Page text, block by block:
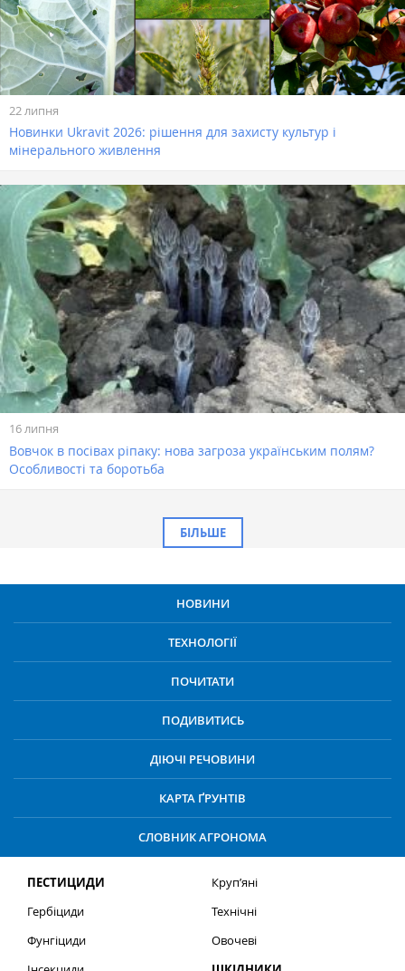
22 липня
Новинки Ukravit 2026: рішення для захисту культур і
мінерального живлення
16 липня
Вовчок в посівах ріпаку: нова загроза українським полям?
Особливості та боротьба
БІЛЬШЕ
НОВИНИ
ТЕХНОЛОГІЇ
ПОЧИТАТИ
ПОДИВИТИСЬ
ДІЮЧІ РЕЧОВИНИ
КАРТА ҐРУНТІВ
СЛОВНИК АГРОНОМА
ПЕСТИЦИДИ
Гербіциди
Фунгіциди
Круп’яні
Технічні
Овочеві